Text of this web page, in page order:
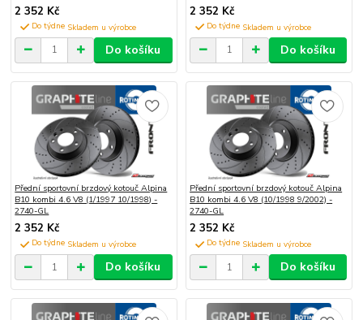
2 352 Kč
Do týdne
Do košíku
2 352 Kč
Do týdne
Do košíku
Přední sportovní brzdový kotouč Alpina
B10 kombi 4.6 V8 (1/1997 10/1998) -
2740-GL
2 352 Kč
Do týdne
Do košíku
Přední sportovní brzdový kotouč Alpina
B10 kombi 4.6 V8 (10/1998 9/2002) -
2740-GL
2 352 Kč
Do týdne
Do košíku